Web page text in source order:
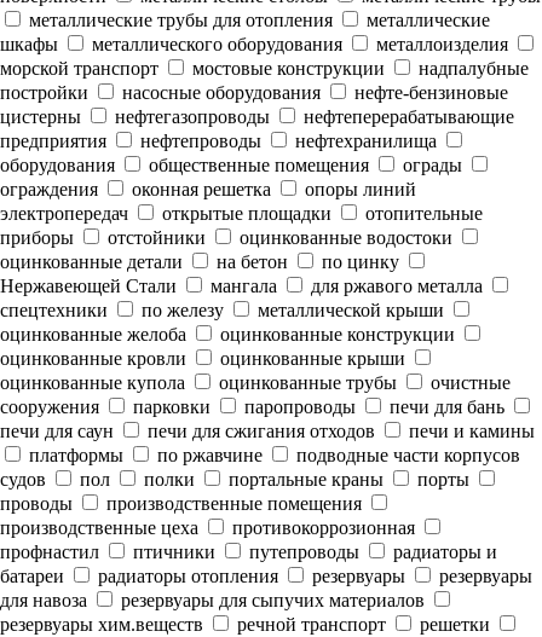
металлические трубы для отопления
металлические
шкафы
металлического оборудования
металлоизделия
морской транспорт
мостовые конструкции
надпалубные
постройки
насосные оборудования
нефте-бензиновые
цистерны
нефтегазопроводы
нефтеперерабатывающие
предприятия
нефтепроводы
нефтехранилища
оборудования
общественные помещения
ограды
ограждения
оконная решетка
опоры линий
электропередач
открытые площадки
отопительные
приборы
отстойники
оцинкованные водостоки
оцинкованные детали
на бетон
по цинку
Нержавеющей Стали
мангала
для ржавого металла
спецтехники
по железу
металлической крыши
оцинкованные желоба
оцинкованные конструкции
оцинкованные кровли
оцинкованные крыши
оцинкованные купола
оцинкованные трубы
очистные
сооружения
парковки паропроводы
печи для бань
печи для саун
печи для сжигания отходов
печи и камины
платформы
по ржавчине
подводные части корпусов
судов
пол полки портальные краны
порты
проводы
производственные помещения
производственные цеха
противокоррозионная
профнастил
птичники путепроводы
радиаторы и
батареи
радиаторы отопления резервуары
резервуары
для навоза
резервуары для сыпучих материалов
резервуары хим.веществ
речной транспорт
решетки